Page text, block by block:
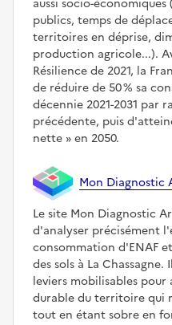
publics, temps de
territoires en déprise,
production agricole...).
Résilience de 2021, la
de réduire de 50 % sa
décennie 2021-2031 par
précédente, puis
nette
en 2050.
Mon Diagnostic
Le site Mon Diagnostic
d'analyser précisément
consommation d'ENAF
des sols à La
leviers mobilisables
durable du territoire qui
tout en étant sobre en